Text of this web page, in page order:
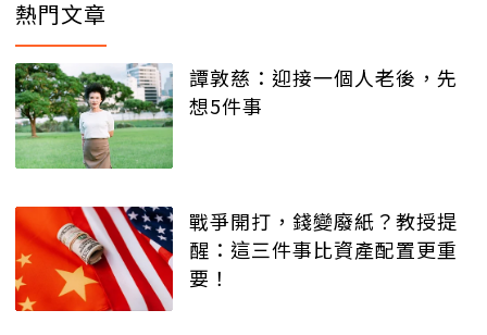
熱門文章
譚敦慈：迎接一個人老後，先
想5件事
戰爭開打，錢變廢紙？教授提
醒：這三件事比資產配置更重
要！